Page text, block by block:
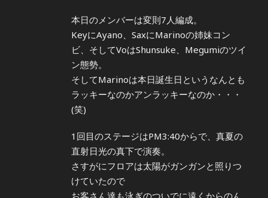
本日のメンバーは変則7人編成。
KeyにAyano、SaxにMarinoの姉妹コン
ビ、そしてVoはShunsuke、Megumiのツイ
ン態勢。
そしてMarinoは本日誕生日というなんとも
ラッキーなのかアンラッキーなのか・・・
(笑)
1回目のステージはPM3:40からで、真夏の
直射日光の真下で演奏。
さすがにフロアは太陽がガンガンと照りつ
けていたので